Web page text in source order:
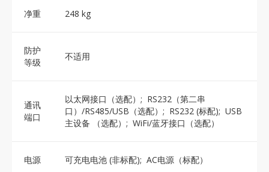
净重 248 kg
防护
等级
不适用
通讯
端口
以太网接口（选配）; RS232（第二串
口）/RS485/USB（选配）; RS232 (标配); USB
主设备 （选配）; WiFi/蓝牙接口（选配）
电源 可充电电池 (非标配); AC电源（标配）